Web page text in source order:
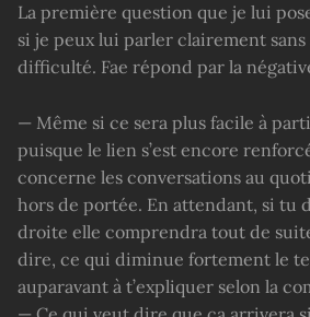
La première question que je lui
si je peux lui parler clairement
difficulté. Fae répond par la
— Même si ce sera plus facile à
puisque le lien s’est encore
concerne les conversations au
hors de portée. En attendant, si tu
droite elle comprendra tout de
dire, ce qui diminue fortement le
auparavant à t’expliquer selon la